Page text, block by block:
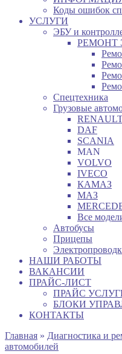
Коды ошибок
УСЛУГИ
ЭБУ и
РЕМОНТ
Спецтехника
Грузовые
DAF
SCANIA
MAN
VOLVO
IVECO
КАМАЗ
МАЗ
Все
Автобусы
Прицепы
НАШИ РАБОТЫ
ВАКАНСИИ
ПРАЙС-ЛИСТ
ПРАЙС
БЛОКИ
КОНТАКТЫ
Главная » Диагностика и
автомобилей